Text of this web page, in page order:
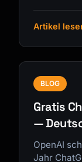
Artikel
BLOG
Gratis
—
OpenAI
Jahr